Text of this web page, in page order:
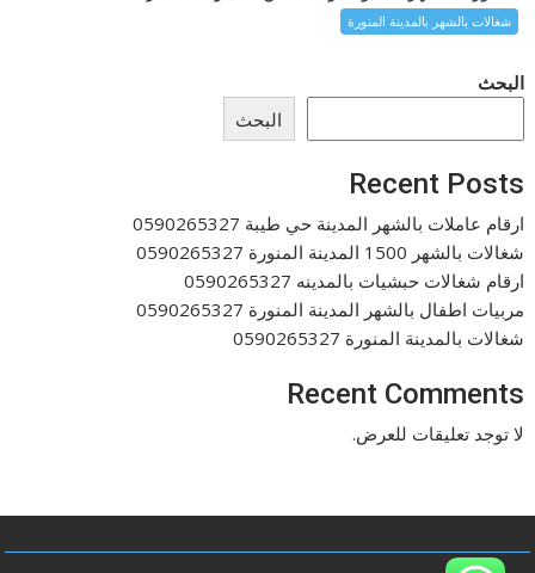
شغالات بالشهر بالمدينة المنورة
البحث
البحث
Recent Posts
ارقام عاملات بالشهر المدينة حي طيبة 0590265327
شغالات بالشهر 1500 المدينة المنورة 0590265327
ارقام شغالات حبشيات بالمدينه 0590265327
مربيات اطفال بالشهر المدينة المنورة 0590265327
شغالات بالمدينة المنورة 0590265327
Recent Comments
لا توجد تعليقات للعرض.